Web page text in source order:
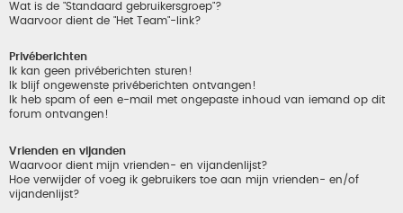
Wat is de "Standaard gebruikersgroep"?
Waarvoor dient de "Het Team"-link?
Privéberichten
Ik kan geen privéberichten sturen!
Ik blijf ongewenste privéberichten ontvangen!
Ik heb spam of een e-mail met ongepaste inhoud van iemand op dit
forum ontvangen!
Vrienden en vijanden
Waarvoor dient mijn vrienden- en vijandenlijst?
Hoe verwijder of voeg ik gebruikers toe aan mijn vrienden- en/of
vijandenlijst?